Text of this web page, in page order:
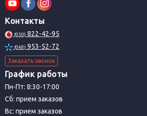
Контакты
(050) 822-42-95
(068) 953-52-72
Заказать звонок
График работы
Пн-Пт: 8:30-17:00
Сб: прием заказов
Вс: прием заказов